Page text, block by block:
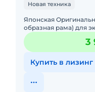
Новая техника
Японская
образная рама) для
комплекте
РВД, бортов
3
Купить в лизинг